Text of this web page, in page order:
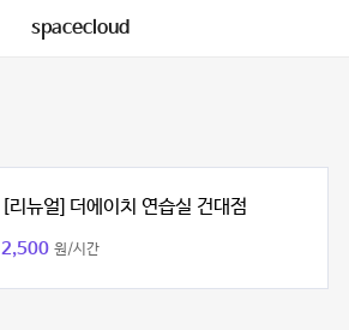
spacecloud
[리뉴얼] 더에이치 연습실 건대점
2,500 원/시간